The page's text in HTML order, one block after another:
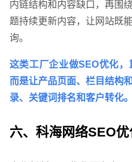
内链结构和内容缺口，再围
题持续更新内容，让网站既
询。
这类工厂企业做SEO优化，
而是让产品页面、栏目结构
录、关键词排名和客户转化。
六、科海网络SEO